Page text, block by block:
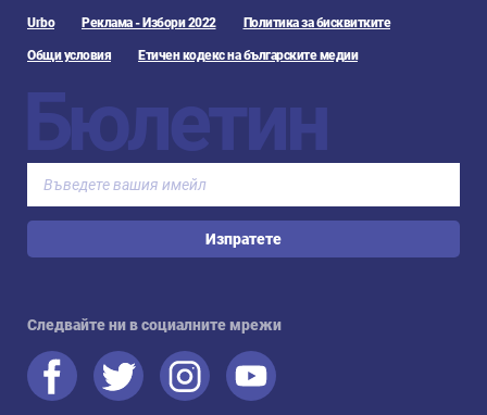
Urbo Реклама - Избори 2022 Политика за бисквитките
Общи условия Етичен кодекс на българските медии
Бюлетин
Изпратете
Следвайте ни в социалните мрежи